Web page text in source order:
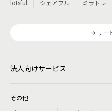
lotsful
シェアフル ミラトレ
サー
法人向けサービス
その他